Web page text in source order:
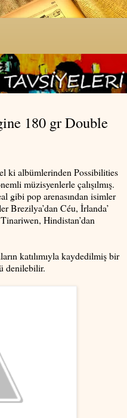
180 gr Double
ki albümlerinden Possibilities
müzisyenlerle çalışılmış.
gibi pop arenasından isimler
Brezilya’dan Céu, İrlanda’
Hindistan’dan
katılımıyla kaydedilmiş bir
denilebilir.